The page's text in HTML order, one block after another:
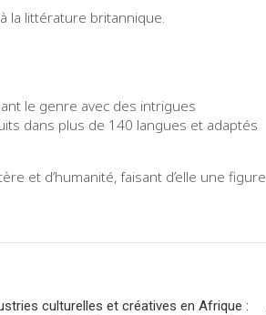
la littérature britannique.
le genre avec des intrigues
dans plus de 140 langues et adaptés
et d’humanité, faisant d’elle une figure
culturelles et créatives en Afrique :